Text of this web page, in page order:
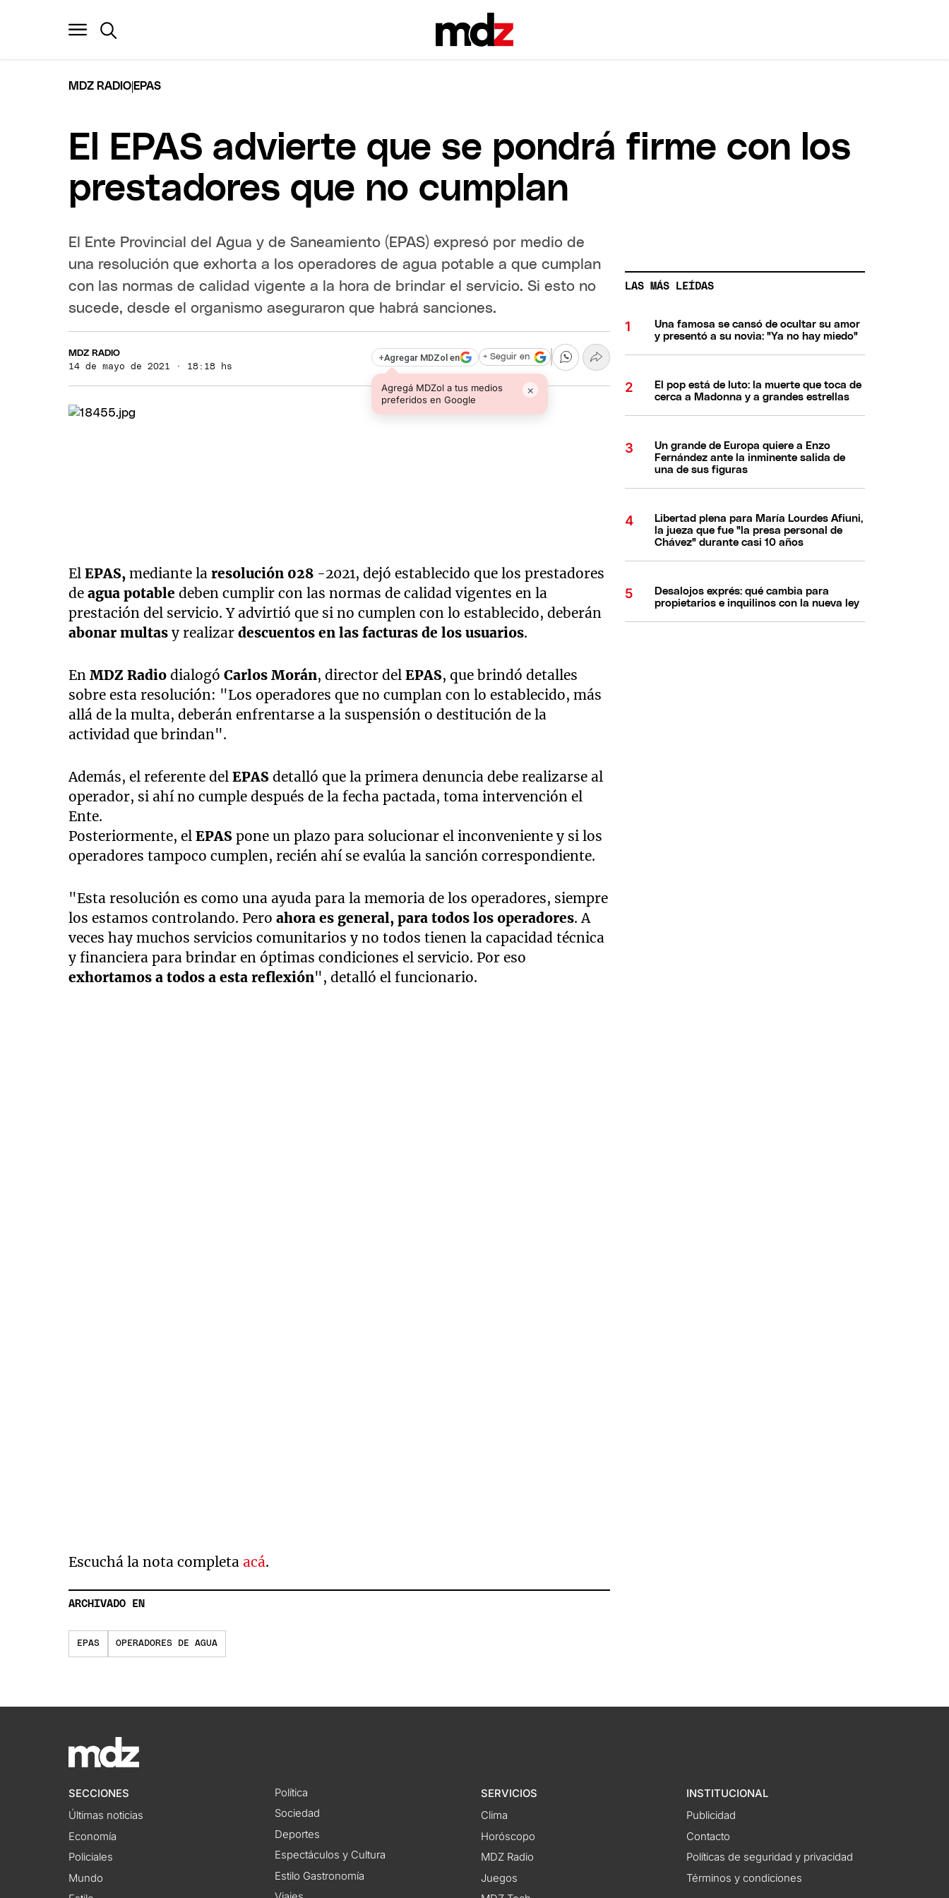
MDZ RADIO EPAS
El EPAS advierte que se pondrá firme con los
prestadores que no cumplan
El Ente Provincial del Agua y de Saneamiento (EPAS) expresó por medio de
una resolución que exhorta a los operadores de agua potable a que cumplan
con las normas de calidad vigente a la hora de brindar el servicio. Si esto no
sucede, desde el organismo aseguraron que habrá sanciones.
MDZ RADIO
14 de mayo de 2021 · 18:18 hs
+Agregar MDZol en
Agregá MDZol a tus medios
preferidos en Google
×
+ Seguir en
ElEPAS, mediante laresolución 028 -2021, dejó establecido que los prestadores
deagua potable deben cumplir con las normas de calidad vigentes en la
prestación del servicio. Y advirtió que si no cumplen con lo establecido, deberán
abonar multasy realizardescuentos en las facturas de los usuarios.
EnMDZ Radio dialogóCarlos Morán, director delEPAS, que brindó detalles
sobre esta resolución: "Los operadores que no cumplan con lo establecido, más
allá de la multa, deberán enfrentarse a la suspensión o destitución de la
actividad que brindan".
Además, el referente delEPAS detalló que la primera denuncia debe realizarse al
operador, si ahí no cumple después de la fecha pactada, toma intervención el
Ente.
Posteriormente, elEPAS pone un plazo para solucionar el inconveniente y si los
operadores tampoco cumplen, recién ahí se evalúa la sanción correspondiente.
"Esta resolución es como una ayuda para la memoria de los operadores, siempre
los estamos controlando. Pero ahora es general, para todos los operadores. A
veces hay muchos servicios comunitarios y no todos tienen la capacidad técnica
y financiera para brindar en óptimas condiciones el servicio. Por eso
exhortamos a todos a esta reflexión", detalló el funcionario.
Escuchá la nota completa acá.
ARCHIVADO EN
EPAS OPERADORES DE AGUA
LAS MÁS LEÍDAS
Una famosa se cansó de ocultar su amor
y presentó a su novia: "Ya no hay miedo"
El pop está de luto: la muerte que toca de
cerca a Madonna y a grandes estrellas
Un grande de Europa quiere a Enzo
Fernández ante la inminente salida de
una de sus figuras
Libertad plena para María Lourdes Afiuni,
la jueza que fue "la presa personal de
Chávez" durante casi 10 años
Desalojos exprés: qué cambia para
propietarios e inquilinos con la nueva ley
SECCIONES
Últimas noticias
Economía
Policiales
Mundo
Política
Sociedad
Deportes
Espectáculos y Cultura
Estilo Gastronomía
SERVICIOS
Clima
Horóscopo
MDZ Radio
Juegos
INSTITUCIONAL
Publicidad
Contacto
Políticas de seguridad y privacidad
Términos y condiciones